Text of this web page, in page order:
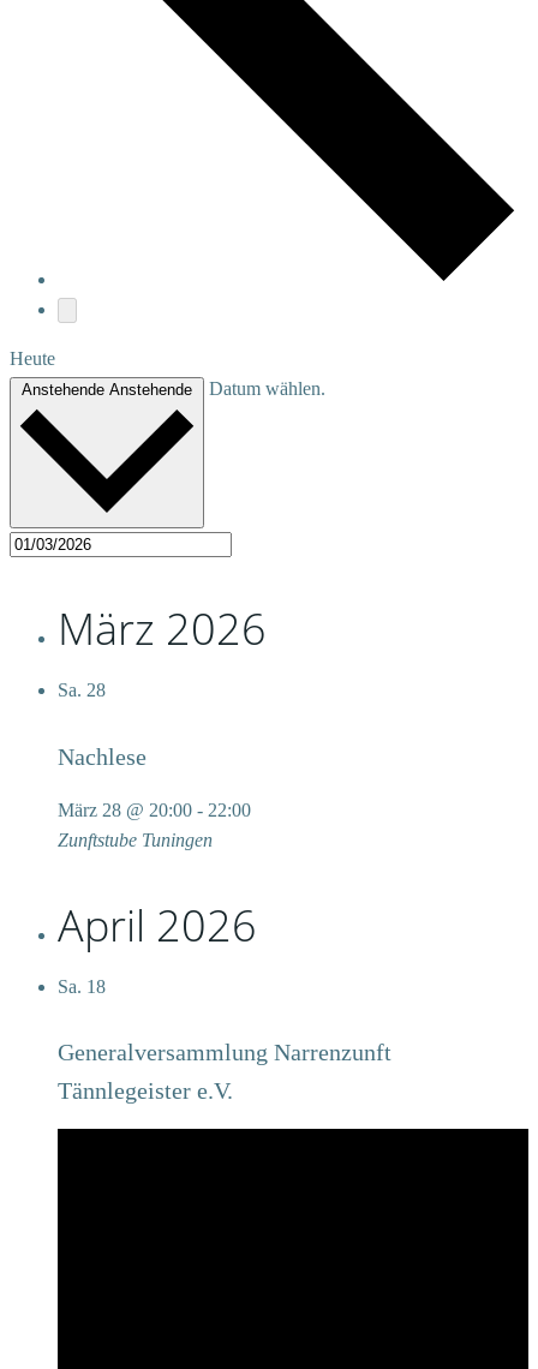
Heute
Anstehende Anstehende Datum wählen.
März 2026
Sa. 28
Nachlese
März 28 @ 20:00 - 22:00
Zunftstube Tuningen
April 2026
Sa. 18
Generalversammlung Narrenzunft
Tännlegeister e.V.